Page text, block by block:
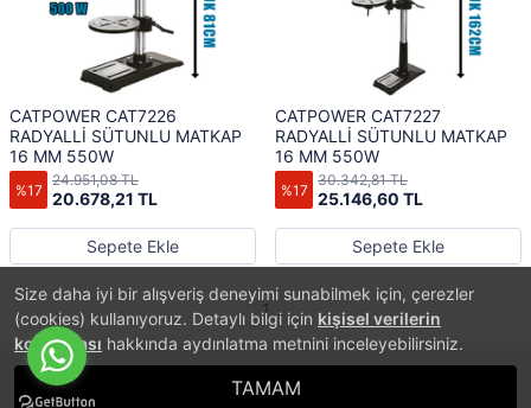
Size daha iyi bir alışveriş deneyimi sunabilmek için, çerezler
(cookies) kullanıyoruz. Detaylı bilgi için kişisel verilerin
korunması hakkında aydınlatma metnini inceleyebilirsiniz.
TAMAM
CATPOWER CAT7226
RADYALLİ SÜTUNLU MATKAP
16 MM 550W
%17 20.678,21 TL
24.951,08 TL
Sepete Ekle
CATPOWER CAT7227
RADYALLİ SÜTUNLU MATKAP
16 MM 550W
%17 25.146,60 TL
30.342,81 TL
Sepete Ekle
1
PlatinMarket E-Ticaret Sistemi